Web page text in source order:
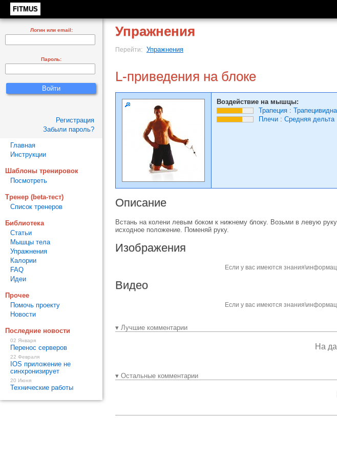
FITMUS
Упражнения
Перейти: Упражнения
L-приведения на блоке
Воздействие на мышцы:
Трапеция :
Плечи : Средняя дельта
Описание
Встань на колени левым боком к нижнему блоку. Возьми в левую
исходное положение. Поменяй руку.
Изображения
Если у вас имеются
Видео
Если у вас имеются
▾ Лучшие комментарии
На
▾ Остальные комментарии
Логин или email:
Пароль:
Регистрация
Забыли пароль?
Главная
Инструкции
Шаблоны тренировок
Посмотреть
Тренер (beta-тест)
Список тренеров
Библиотека
Статьи
Мышцы тела
Упражнения
Калории
FAQ
Идеи
Прочее
Помочь проекту
Новости
Последние новости
02 Января
Перенос серверов
22 Февраля
IOS приложение не
синхронизирует
20 Июня
Технические работы